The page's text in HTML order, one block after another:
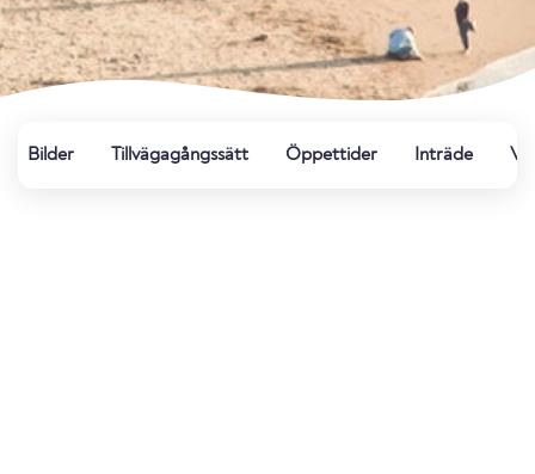
Bilder Tillvägagångssätt Öppettider Inträde